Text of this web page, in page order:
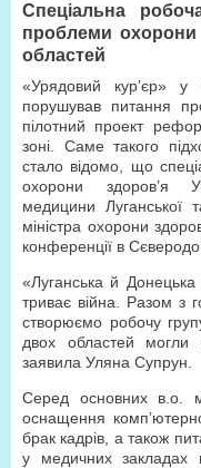
Cпеціальна
проблеми охорони
областей
«Урядовий кур’єр»
порушував питання
пілотний проект
зоні. Саме такого
стало відомо, що
охорони здоров’я
медицини Луганської
міністра охорони
конференції в
«Луганська й Донецька
триває війна. Разом з
створюємо робочу
двох областей
заявила Уляна Супрун.
Серед основних в.о.
оснащення
брак кадрів, а також
у медичних закладах